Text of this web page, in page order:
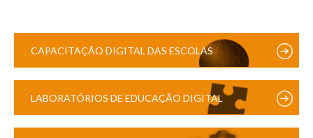
CAPACITAÇÃO DIGITAL DAS ESCOLAS
LABORATÓRIOS DE EDUCAÇÃO DIGITAL